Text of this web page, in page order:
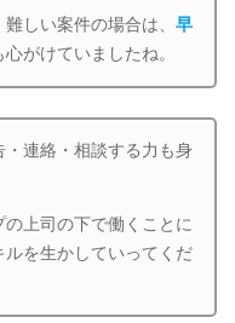
難しい案件の場合は、早
心がけていましたね。
連絡・相談する力も身
上司の下で働くことに
を生かしていってくだ